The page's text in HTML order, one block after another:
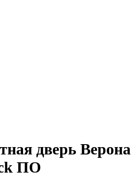
дверь Верона
ПО